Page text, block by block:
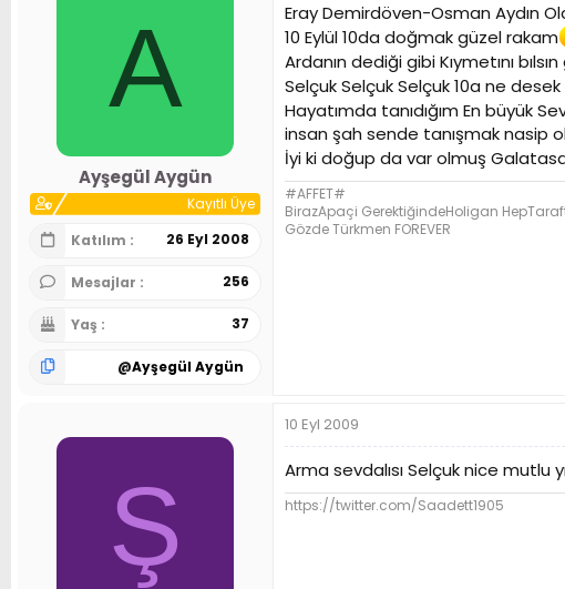
A
Ayşegül Aygün
Kayıtlı Üye
Katılım
26 Eyl 2008
Mesajlar 256
Yaş 37
@Ayşegül Aygün
Eray Demirdöven-Osman Aydın
10 Eylül 10da doğmak güzel rakam
Ardanın dediği gibi Kıymetını
Selçuk Selçuk Selçuk 10a ne
Hayatımda tanıdığım En büyük
insan şah sende tanışmak nasip
İyi ki doğup da var olmuş
#AFFET#
BirazApaçi GerektiğindeHoligan
Gözde Türkmen FOREVER
Ş
10 Eyl 2009
Arma sevdalısı Selçuk nice mutlu
https://twitter.com/Saadett1905